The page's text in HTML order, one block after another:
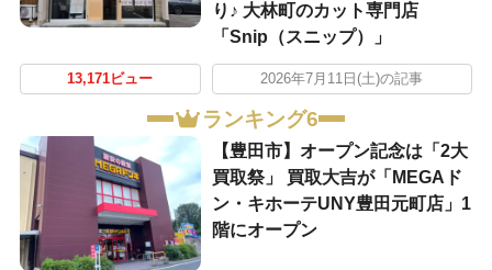
り♪ 大林町のカット専門店
「Snip（スニップ）」
13,171ビュー 2026年7月11日(土)の記事
ランキング6
【豊田市】オープン記念は「2大
買取祭」 買取大吉が「MEGAド
ン・キホーテUNY豊田元町店」1
階にオープン